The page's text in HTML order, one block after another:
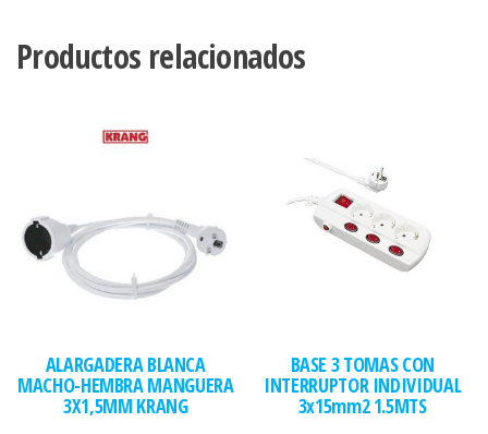
Productos relacionados
ALARGADERA BLANCA
MACHO-HEMBRA MANGUERA
3X1,5MM KRANG
BASE 3 TOMAS CON
INTERRUPTOR INDIVIDUAL
3x15mm2 1.5MTS